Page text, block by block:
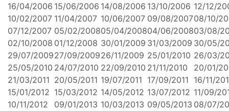
16/04/2006 15/06/2006 14/08/2006 13/10/2006 12/12/
10/02/2007 11/04/2007 10/06/2007 09/08/200708/10/
07/12/2007 05/02/200805/04/200804/06/200803/08/
02/10/2008 01/12/2008 30/01/2009 31/03/2009 30/05/
29/07/200927/09/200926/11/2009 25/01/2010 26/03/
25/05/2010 24/07/2010 22/09/2010 21/11/2010
20/01/
21/03/2011 20/05/2011 19/07/2011 17/09/2011 16/11/
15/01/2012 15/03/2012 14/05/2012 13/07/2012 11/09/
10/11/2012
09/01/2013 10/03/2013 09/05/2013 08/07/